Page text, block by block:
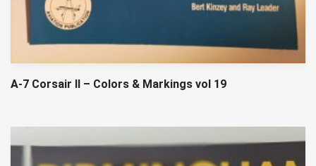
A-7 Corsair II – Colors & Markings vol 19